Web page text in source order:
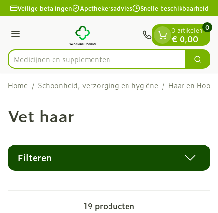
Ga naar de inhoud
1 van 1
Veilige betalingen Apothekersadvies Snelle beschikbaarheid
Menu
Product, merk, categorie...
Medicijnen e Zoek
0 artikelen
€ 0,00
0
Home / Schoonheid, verzorging en hygiëne / Haar en Hoofd
Vet haar
Filteren
19 producten